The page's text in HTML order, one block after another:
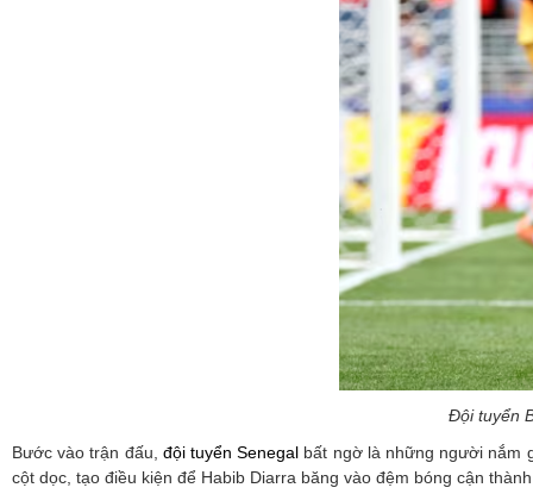
Đội tuyển
Bước vào trận đấu, đội tuyển Senegal bất ngờ là những người nắm
cột dọc, tạo điều kiện để Habib Diarra băng vào đệm bóng cận